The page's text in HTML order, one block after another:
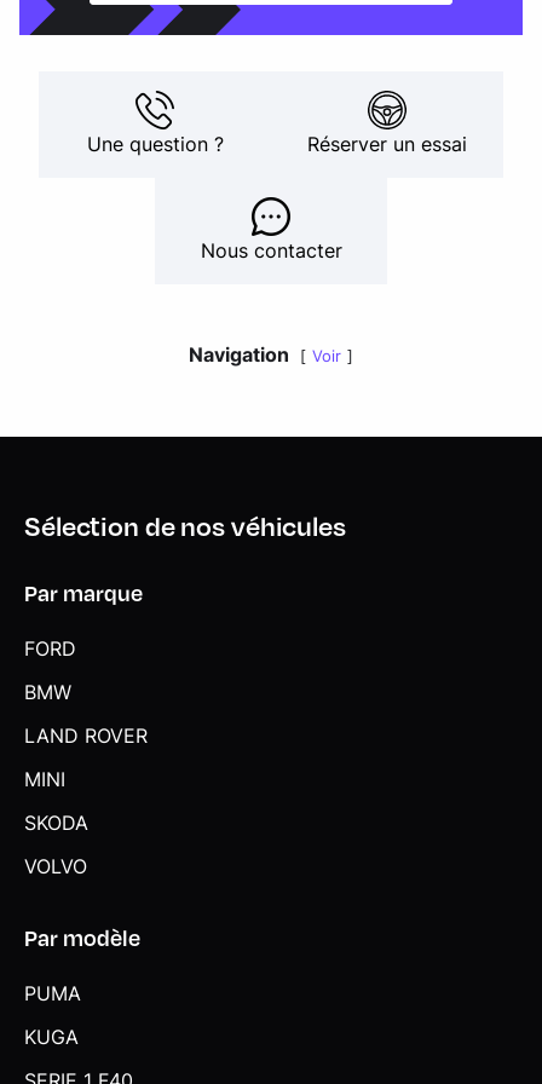
Une question ? Réserver un essai
Nous contacter
Navigation Voir
Sélection de nos véhicules
Par marque
FORD
BMW
LAND ROVER
MINI
SKODA
VOLVO
Par modèle
PUMA
KUGA